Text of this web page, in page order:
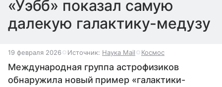
«Уэбб» показал самую
далекую галактику-медузу
19 февраля 2026 Источник: Наука Mail Космос
Международная группа астрофизиков
обнаружила новый пример «галактики-